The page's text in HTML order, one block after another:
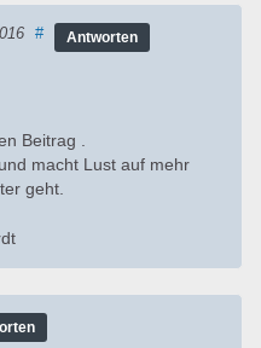
# Antworten
Beitrag .
macht Lust auf mehr
geht.